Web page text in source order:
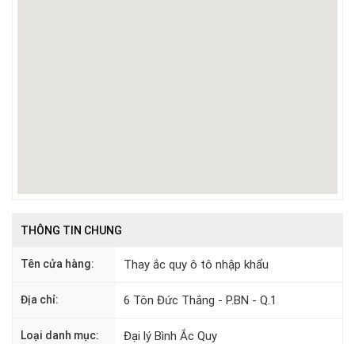
THÔNG TIN CHUNG
Tên cửa hàng: Thay ắc quy ô tô nhập khẩu
Địa chỉ: 6 Tôn Đức Thắng - P.BN - Q.1
Loại danh mục: Đại lý Bình Ắc Quy